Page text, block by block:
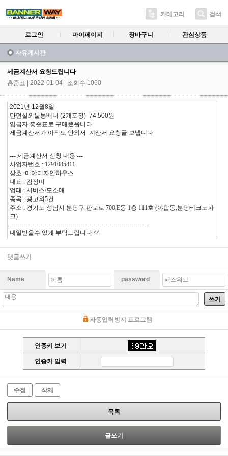
카테고리 검색
로그인 마이페이지 장바구니 관심상품
자유게시판
세금계산서 요청드립니다
홍준표
| 2022-01-04 | 조회수 1060
2021년 12월8일
단면실외물통배너 (2개포장) 74.500원
입금자 홍준표로 구매했읍니다
세금계산서가 아직도 안와서 계산서 요청글 보냅니다
--- 세금계산서 신청 내용 ---
사업자번호 : 1291085411
상호 :미야디자인하우스
대표 : 김정미
업태 : 서비스/도소매
종목 : 광고외5건
주소 : 경기도 성남시 분당구 판교로 700,E동 1층 111호 (야탑동,분당테크노파
크)
---------------------------------------------------------------------
내일받을수 있게 부탁드립니다 ^^
댓글쓰기
Name password
쓰기
자동입력방지 프로그램
인증키 보기
인증키 입력
수정 삭제
목록
글쓰기